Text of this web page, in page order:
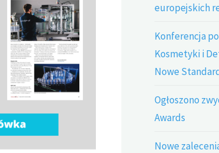
europejskich
Konferencja
Kosmetyki i
Nowe
Ogłoszono
Awards
Nowe